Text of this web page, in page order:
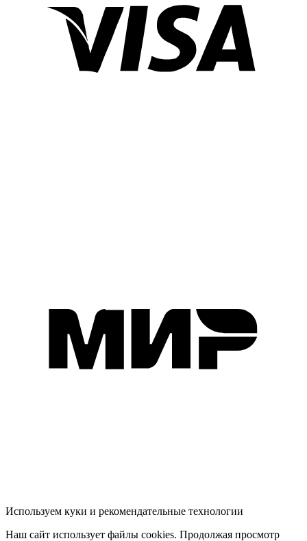
Используем куки и рекомендательные технологии
Наш сайт использует файлы cookies. Продолжая просмотр